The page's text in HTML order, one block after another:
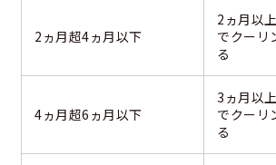
2ヵ月超4ヵ月以下
2ヵ月以
でクーリ
る
4ヵ月超6ヵ月以下
3ヵ月以
でクーリ
る